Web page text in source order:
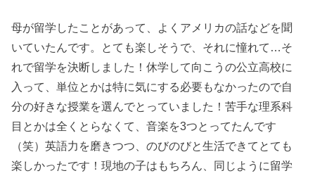
母が留学したことがあって、よくアメリカの話などを聞
いていたんです。とても楽しそうで、それに憧れて…そ
れで留学を決断しました！休学して向こうの公立高校に
入って、単位とかは特に気にする必要もなかったので自
分の好きな授業を選んでとっていました！苦手な理系科
目とかは全くとらなくて、音楽を3つとってたんです
（笑）英語力を磨きつつ、のびのびと生活できてとても
楽しかったです！現地の子はもちろん、同じように留学